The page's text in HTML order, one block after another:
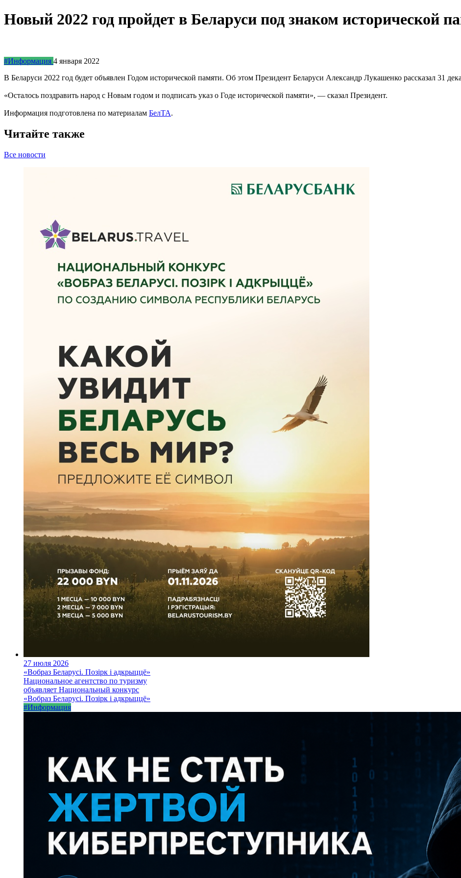
Новый 2022 год пройдет в Беларуси под знаком исторической
#Информация 4 января 2022
В Беларуси 2022 год будет объявлен Годом исторической памяти. Об этом Президент Беларуси Александр Лукашенко рассказал 31
«Осталось поздравить народ с Новым годом и подписать указ о Годе исторической памяти», — сказал Президент.
Информация подготовлена по материалам БелТА.
Читайте также
Все новости
27 июля 2026
«Вобраз Беларусі. Позірк і адкрыццё»
Национальное агентство по туризму
объявляет Национальный конкурс
«Вобраз Беларусі. Позірк і адкрыццё»
#Информация